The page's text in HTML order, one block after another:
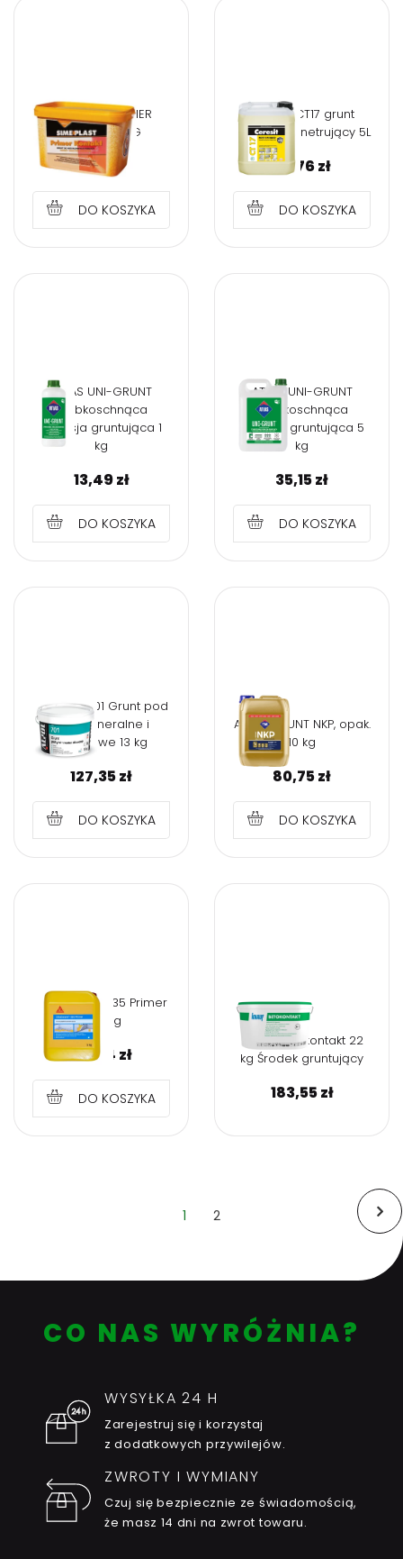
SIMEPLAST PRIMER
KONTAKT 7 KG
81,64zł
DO KOSZYKA
Ceresit CT17 grunt
głęboko penetrujący 5L
63,76zł
DO KOSZYKA
ATLAS UNI-GRUNT
Szybkoschnąca
emulsja gruntująca 1
kg
13,49zł
DO KOSZYKA
ATLAS UNI-GRUNT
Szybkoschnąca
emulsja gruntująca 5
kg
35,15zł
DO KOSZYKA
ALPOL AG701 Grunt pod
tynki mineralne i
silikonowe 13 kg
127,35zł
DO KOSZYKA
ATLAS GRUNT NKP, opak.
10 kg
80,75zł
DO KOSZYKA
SikaCeram 935 Primer
5.00 kg
46,74 zł
DO KOSZYKA
Knauf Betokontakt 22
kg Środek gruntujący
183,55zł
1 2
CO NAS WYRÓŻNIA?
WYSYŁKA 24 H
Zarejestruj się i korzystaj
z dodatkowych przywilejów.
ZWROTY I WYMIANY
Czuj się bezpiecznie ze świadomością,
że masz 14 dni na zwrot towaru.